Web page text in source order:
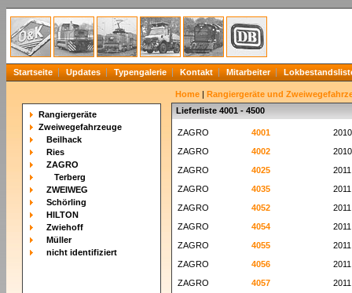
Startseite Updates Typengalerie Kontakt Mitarbeiter
Rangiergeräte
Zweiwegefahrzeuge
Beilhack
Ries
ZAGRO
Terberg
ZWEIWEG
Schörling
HILTON
Zwiehoff
Müller
nicht identifiziert
Home | Rangiergeräte und
Lieferliste 4001 - 4500
ZAGRO 4001
2010
ZAGRO
4002
2010
ZAGRO
4025
2011
ZAGRO
4035
2011
ZAGRO
4052
2011
ZAGRO
4054
2011
ZAGRO
4055
2011
ZAGRO
4056
2011
ZAGRO
4057
2011